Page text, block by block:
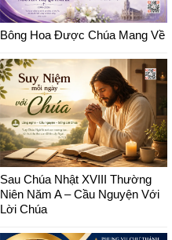
Bông Hoa Được Chúa Mang Về
Sau Chúa Nhật XVIII Thường
Niên Năm A – Cầu Nguyện Với
Lời Chúa